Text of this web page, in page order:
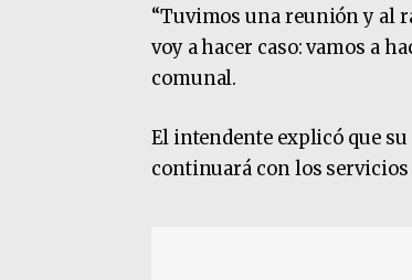
“Tuvimos una reunión y al
voy a hacer caso: vamos a
comunal.
El intendente explicó que
continuará con los servicios